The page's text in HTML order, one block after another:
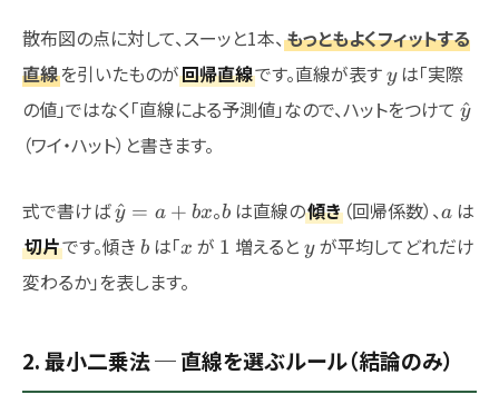
散布図の点に対して、スーッと1本、もっともよくフィットする
直線を引いたものが回帰直線です。直線が表すy
yは「実際
の値」ではなく「直線による予測値」なので、ハットをつけて y
^
（ワイ・ハット）と書きます。
式で書けば\hat{y}
= a +
bx
y
^ = a + bx。b
b は直線の傾き （回帰係数）、a
a は
切片です。傾き b
b は「x
x が 1
1 増えると y
yが平均してどれだけ
変わるか」を表します。
2. 最小二乗法 ─ 直線を選ぶルール（結論のみ）